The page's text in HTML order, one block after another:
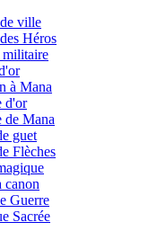
ville
Héros
militaire
à Mana
d'or
de Mana
guet
Flèches
canon
Guerre
Sacrée